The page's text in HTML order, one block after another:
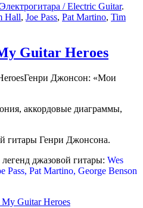
Электрогитара / Electric Guitar.
Hall, Joe Pass, Pat Martino, Tim
Guitar Heroes
Генри Джонсон: «Мои
аккордовые диаграммы,
гитары Генри Джонсона.
джазовой гитары: Wes
Pass, Pat Martino, George Benson
Guitar Heroes